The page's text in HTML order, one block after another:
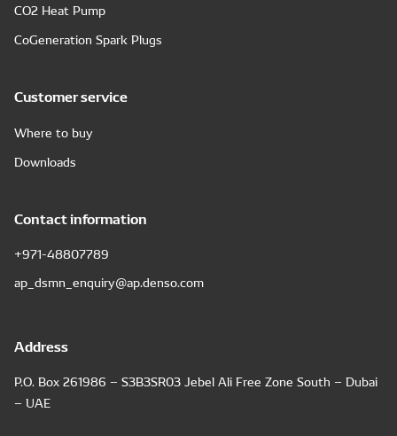
CO2 Heat Pump
CoGeneration Spark Plugs
Customer service
Where to buy
Downloads
Contact information
+971-48807789
ap_dsmn_enquiry@ap.denso.com
Address
P.O. Box 261986 – S3B3SR03 Jebel Ali Free Zone South – Dubai
– UAE